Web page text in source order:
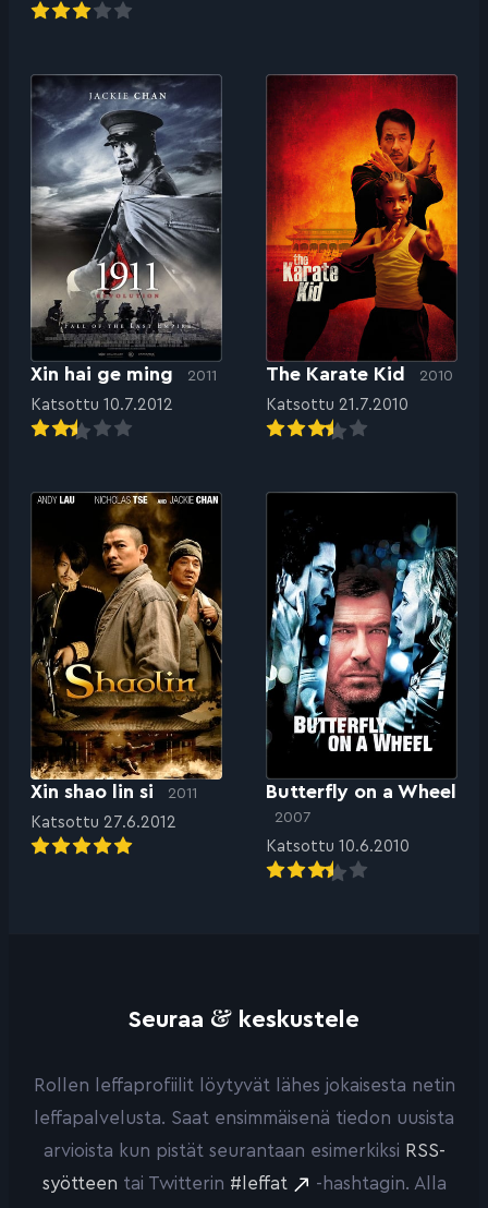
Xin hai ge ming 2011
Katsottu 10.7.2012
The Karate Kid 2010
Katsottu 21.7.2010
Xin shao lin si 2011
Katsottu 27.6.2012
Butterfly on a Wheel
2007
Katsottu 10.6.2010
Seuraa & keskustele
Rollen leffaprofiilit löytyvät lähes jokaisesta netin
leffapalvelusta. Saat ensimmäisenä tiedon uusista
arvioista kun pistät seurantaan esimerkiksi RSS-
syötteen tai Twitterin #leffat
-hashtagin. Alla